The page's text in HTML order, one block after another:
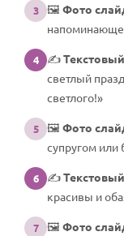
3 🖼️ Фото
4 ✍️
светлый
светлого!»
5 🖼️ Фото
супругом
6 ✍️
красивы и
7 🖼️ Фото